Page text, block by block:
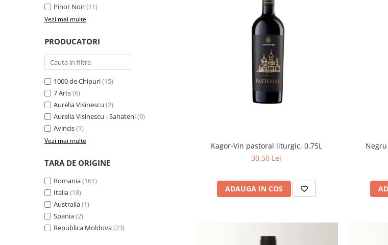
Pinot Noir(11)
Vezi mai multe
PRODUCATORI
1000 de Chipuri(15)
7 Arts(6)
Aurelia Visinescu (2)
Aurelia Visinescu - Sahateni(9)
Avincis(1)
Vezi mai multe
TARA DE ORIGINE
Romania(161)
Italia(18)
Australia(1)
Spania(2)
Republica Moldova(23)
Kagor-Vin pastoral liturgic, 0,75L
30,50 Lei
ADAUGA IN COS